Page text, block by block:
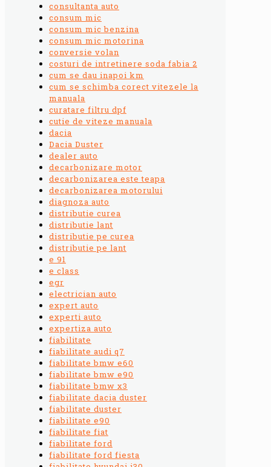
consultanta auto
consum mic
consum mic benzina
consum mic motorina
conversie volan
costuri de intretinere soda fabia 2
cum se dau inapoi km
cum se schimba corect vitezele la
manuala
curatare filtru dpf
cutie de viteze manuala
dacia
Dacia Duster
dealer auto
decarbonizare motor
decarbonizarea este teapa
decarbonizarea motorului
diagnoza auto
distributie curea
distributie lant
distributie pe curea
distributie pe lant
e 91
e class
egr
electrician auto
expert auto
experti auto
expertiza auto
fiabilitate
fiabilitate audi q7
fiabilitate bmw e60
fiabilitate bmw e90
fiabilitate bmw x3
fiabilitate dacia duster
fiabilitate duster
fiabilitate e90
fiabilitate fiat
fiabilitate ford
fiabilitate ford fiesta